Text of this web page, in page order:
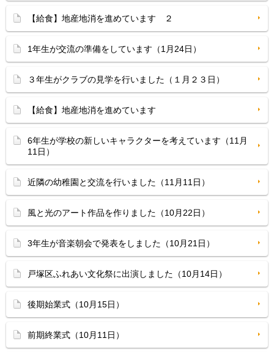
【給食】地産地消を進めています ２
1年生が交流の準備をしています（1月24日）
３年生がクラブの見学を行いました（１月２３日）
【給食】地産地消を進めています
6年生が学校の新しいキャラクターを考えています（11月
11日）
近隣の幼稚園と交流を行いました（11月11日）
風と光のアート作品を作りました（10月22日）
3年生が音楽朝会で発表をしました（10月21日）
戸塚区ふれあい文化祭に出演しました（10月14日）
後期始業式（10月15日）
前期終業式（10月11日）